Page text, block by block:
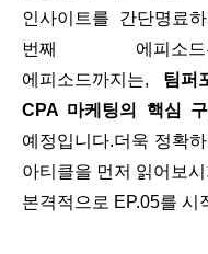
인사이트를 간단명료
번째 에피
에피소드까지는, 팀퍼
CPA 마케팅의 핵심
예정입니다.더욱 정확
아티클을 먼저 읽어보
본격적으로 EP.05를 시